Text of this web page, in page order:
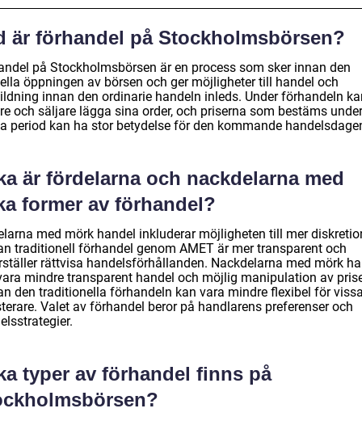
är förhandel på Stockholmsbörsen?
på Stockholmsbörsen är en process som sker innan den
öppningen av börsen och ger möjligheter till handel och
innan den ordinarie handeln inleds. Under förhandeln
och säljare lägga sina order, och priserna som bestäms under
period kan ha stor betydelse för den kommande
är fördelarna och nackdelarna med
former av förhandel?
med mörk handel inkluderar möjligheten till mer
traditionell förhandel genom AMET är mer transparent och
rättvisa handelsförhållanden. Nackdelarna med mörk
mindre transparent handel och möjlig manipulation av
den traditionella förhandeln kan vara mindre flexibel för
Valet av förhandel beror på handlarens preferenser och
typer av förhandel finns på